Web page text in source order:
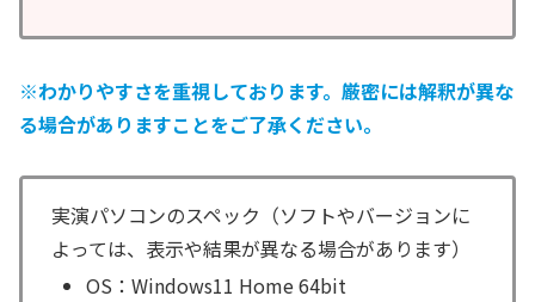
※わかりやすさを重視しております。厳密には解釈が異な
る場合がありますことをご了承ください。
実演パソコンのスペック（ソフトやバージョンに
よっては、表示や結果が異なる場合があります）
OS：Windows11 Home 64bit